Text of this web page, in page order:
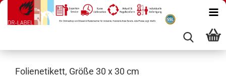
Folienetikett, Größe 30 x 30 cm